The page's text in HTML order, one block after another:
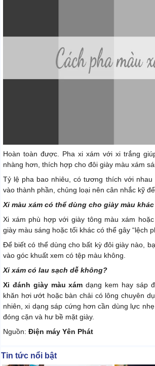
Hoàn toàn được. Pha xi xám với xi trắng
nhàng hơn, thích hợp cho đôi giày màu xám
Tỷ lệ pha bao nhiêu, có tương thích với nhau
vào thành phần, chủng loại nên cân nhắc kỹ
Xi màu xám có thể dùng cho giày màu
Xi xám phù hợp với giày tông màu xám
giày màu sáng hoặc tối khác có thể gây “lệch
Để biết có thể dùng cho bất kỳ đôi giày nào,
vào góc khuất xem có tệp màu không.
Xi xám có lau sạch dễ không?
Xi đánh giày màu xámdạng kem hay sáp
khăn hơi ướt hoặc bàn chải có lông chuyên
nhiên, xi dạng sáp cứng hơn cần dùng lực
đóng cặn và hư bề mặt giày.
Nguồn: Điện máy Yên Phát
Tin tức nổi bật